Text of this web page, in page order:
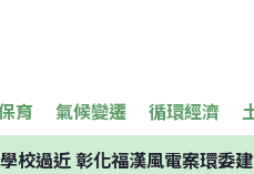
育 氣候變遷 循環經濟
校過近 彰化福漢風電案環委